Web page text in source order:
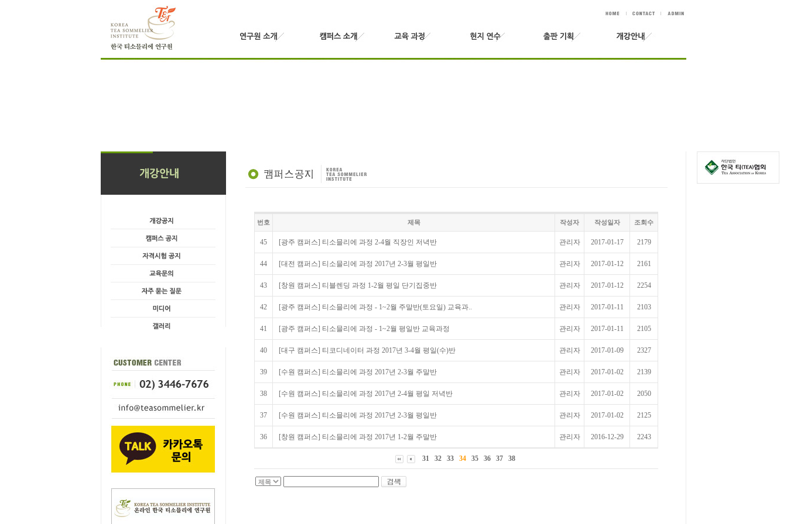
번호 제목 작성자 작성일자 조회수
45 [광주 캠퍼스] 티소믈리에 과정 2-4월 직장인 저녁반 관리자 2017-01-17 2179
44 [대전 캠퍼스] 티소믈리에 과정 2017년 2-3월 평일반 관리자 2017-01-12 2161
43 [창원 캠퍼스] 티블렌딩 과정 1-2월 평일 단기집중반 관리자 2017-01-12 2254
42 [광주 캠퍼스] 티소믈리에 과정 - 1~2월 주말반(토요일) 교육과.. 관리자 2017-01-11 2103
41 [광주 캠퍼스] 티소믈리에 과정 - 1~2월 평일반 교육과정 관리자 2017-01-11 2105
40 [대구 캠퍼스] 티코디네이터 과정 2017년 3-4월 평일(수)반 관리자 2017-01-09 2327
39 [수원 캠퍼스] 티소믈리에 과정 2017년 2-3월 주말반 관리자 2017-01-02 2139
38 [수원 캠퍼스] 티소믈리에 과정 2017년 2-4월 평일 저녁반 관리자 2017-01-02 2050
37 [수원 캠퍼스] 티소믈리에 과정 2017년 2-3월 평일반 관리자 2017-01-02 2125
36 [창원 캠퍼스] 티소믈리에 과정 2017년 1-2월 주말반 관리자 2016-12-29 2243
31 32 33 34 35 36 37 38